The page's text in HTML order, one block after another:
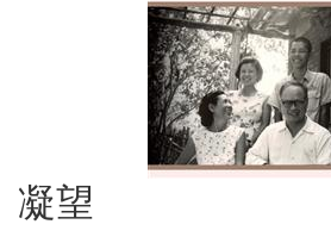
凝望